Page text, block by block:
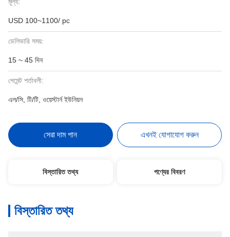
USD 100~1100/ pc
ডেলিভারি সময়:
15 ~ 45 দিন
পেমেন্ট শর্তাবলী:
এল/সি, টি/টি, ওয়েস্টার্ন ইউনিয়ন
সেরা দাম পান এখনই যোগাযোগ করুন
বিস্তারিত তথ্য পণ্যের বিবরণ
বিস্তারিত তথ্য